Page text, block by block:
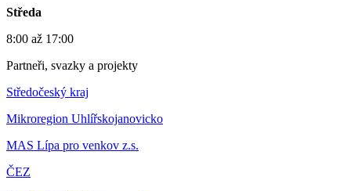
Středa
8:00 až 17:00
Partneři, svazky a projekty
Středočeský kraj
Mikroregion Uhlířskojanovicko
MAS Lípa pro venkov z.s.
ČEZ